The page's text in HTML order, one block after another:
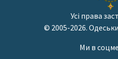
Усі права
© 2005-2026.
Ми в